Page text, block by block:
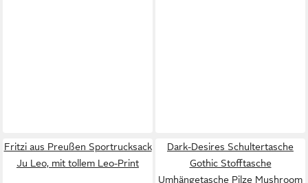
Fritzi aus Preußen Sportrucksack
Ju Leo, mit tollem Leo-Print
Dark-Desires Schultertasche
Gothic Stofftasche
Umhängetasche Pilze Mushroom